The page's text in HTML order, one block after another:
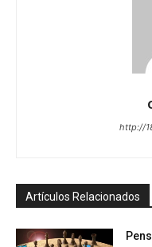
http://
Artículos Relacionados